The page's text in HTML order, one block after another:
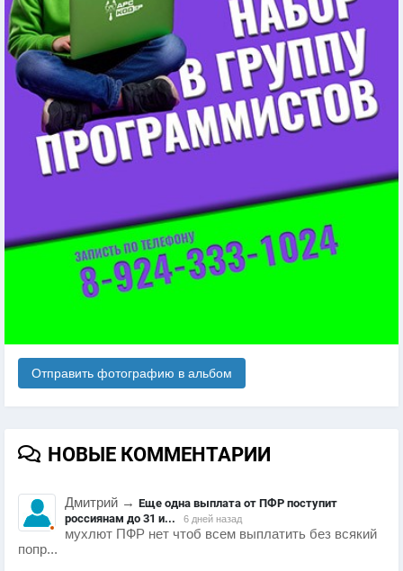
Отправить фотографию в альбом
НОВЫЕ КОММЕНТАРИИ
Дмитрий → Еще одна выплата от ПФР поступит
россиянам до 31 и...
6 дней назад
мухлют ПФР нет чтоб всем выплатить без всякий
попр...